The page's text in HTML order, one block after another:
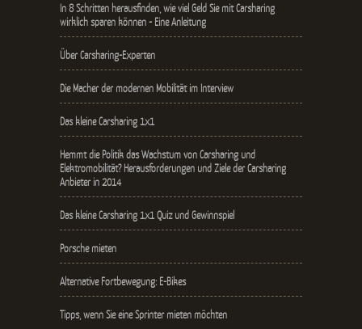
In 8 Schritten herausfinden, wie viel Geld Sie mit Carsharing
wirklich sparen können - Eine Anleitung
Über Carsharing-Experten
Die Macher der modernen Mobilität im Interview
Das kleine Carsharing 1x1
Hemmt die Politik das Wachstum von Carsharing und
Elektromobilität? Herausforderungen und Ziele der Carsharing
Anbieter in 2014
Das kleine Carsharing 1x1 Quiz und Gewinnspiel
Porsche mieten
Alternative Fortbewegung: E-Bikes
Tipps, wenn Sie eine Sprinter mieten möchten